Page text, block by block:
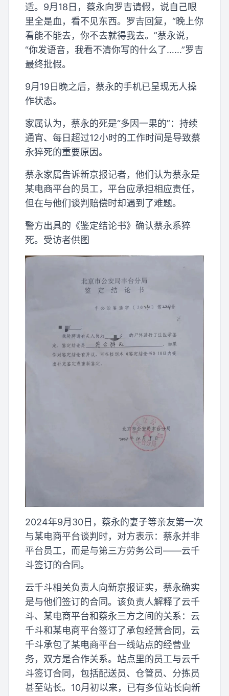
适。9月18日，蔡永向罗吉请假，说自己眼
里全是血，看不见东西。罗吉回复，“晚上你
看能不能去，你不去就得我去。”蔡永说，
“你发语音，我看不清你写的什么了……”罗吉
最终批假。
9月19日晚之后，蔡永的手机已呈现无人操
作状态。
家属认为，蔡永的死是“多因一果的”：持续
通宵、每日超过12小时的工作时间是导致蔡
永猝死的重要原因。
蔡永家属告诉新京报记者，他们认为蔡永是
某电商平台的员工，平台应承担相应责任，
但在与他们谈判赔偿时却遇到了难题。
警方出具的《鉴定结论书》确认蔡永系猝
死。受访者供图
2024年9月30日，蔡永的妻子等亲友第一次
与某电商平台谈判时，对方表示：蔡永并非
平台员工，而是与第三方劳务公司——云千
斗签订的合同。
云千斗相关负责人向新京报证实，蔡永确实
是与他们签订的合同。该负责人解释了云千
斗、某电商平台和蔡永三方之间的关系：云
千斗和某电商平台签订了承包经营合同，云
千斗承包了某电商平台一线站点的经营业
务，双方是合作关系。站点里的员工与云千
斗签订合同，包括配送员、仓管员、分拣员
甚至站长。10月初以来，已有多位站长向新